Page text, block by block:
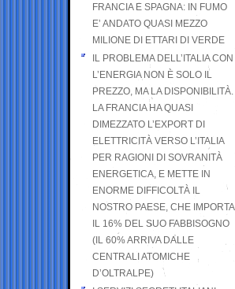
FRANCIA E SPAGNA: IN FUMO
E’ ANDATO QUASI MEZZO
MILIONE DI ETTARI DI VERDE
IL PROBLEMA DELL’ITALIA CON
L’ENERGIA NON È SOLO IL
PREZZO, MA LA DISPONIBILITÀ.
LA FRANCIA HA QUASI
DIMEZZATO L’EXPORT DI
ELETTRICITÀ VERSO L’ITALIA
PER RAGIONI DI SOVRANITÀ
ENERGETICA, E METTE IN
ENORME DIFFICOLTÀ IL
NOSTRO PAESE, CHE IMPORTA
IL 16% DEL SUO FABBISOGNO
(IL 60% ARRIVA DALLE
CENTRALI ATOMICHE
D’OLTRALPE)